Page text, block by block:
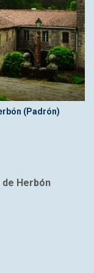
(Padrón)
Herbón